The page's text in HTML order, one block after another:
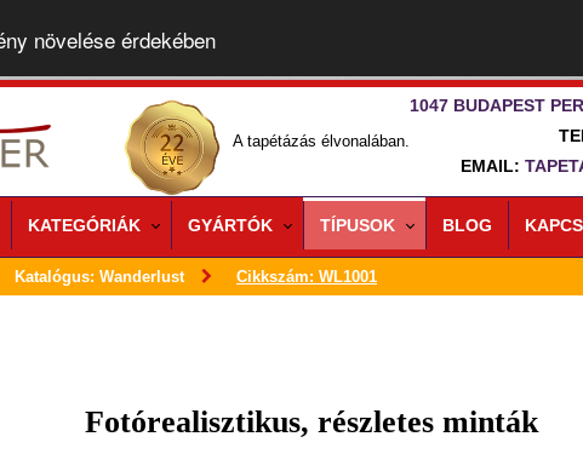
növelése érdekében
A tapétázás élvonalában.
1047 BUDAPEST
EMAIL:
KATEGÓRIÁK GYÁRTÓK TÍPUSOK BLOG
Katalógus: Wanderlust Cikkszám: WL1001
Fotórealisztikus, részletes minták